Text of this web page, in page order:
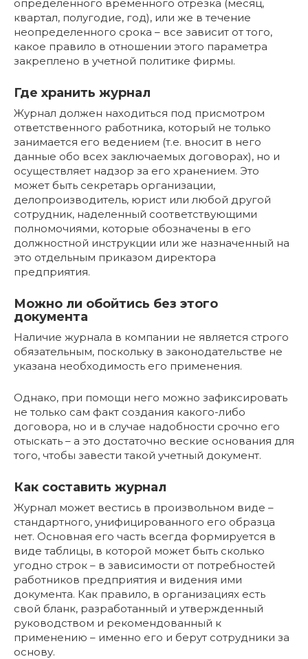
определенного временного отрезка (месяц,
квартал, полугодие, год), или же в течение
неопределенного срока – все зависит от того,
какое правило в отношении этого параметра
закреплено в учетной политике фирмы.
Где хранить журнал
Журнал должен находиться под присмотром
ответственного работника, который не только
занимается его ведением (т.е. вносит в него
данные обо всех заключаемых договорах), но и
осуществляет надзор за его хранением. Это
может быть секретарь организации,
делопроизводитель, юрист или любой другой
сотрудник, наделенный соответствующими
полномочиями, которые обозначены в его
должностной инструкции или же назначенный на
это отдельным приказом директора
предприятия.
Можно ли обойтись без этого
документа
Наличие журнала в компании не является строго
обязательным, поскольку в законодательстве не
указана необходимость его применения.
Однако, при помощи него можно зафиксировать
не только сам факт создания какого-либо
договора, но и в случае надобности срочно его
отыскать – а это достаточно веские основания для
того, чтобы завести такой учетный документ.
Как составить журнал
Журнал может вестись в произвольном виде –
стандартного, унифицированного его образца
нет. Основная его часть всегда формируется в
виде таблицы, в которой может быть сколько
угодно строк – в зависимости от потребностей
работников предприятия и видения ими
документа. Как правило, в организациях есть
свой бланк, разработанный и утвержденный
руководством и рекомендованный к
применению – именно его и берут сотрудники за
основу.